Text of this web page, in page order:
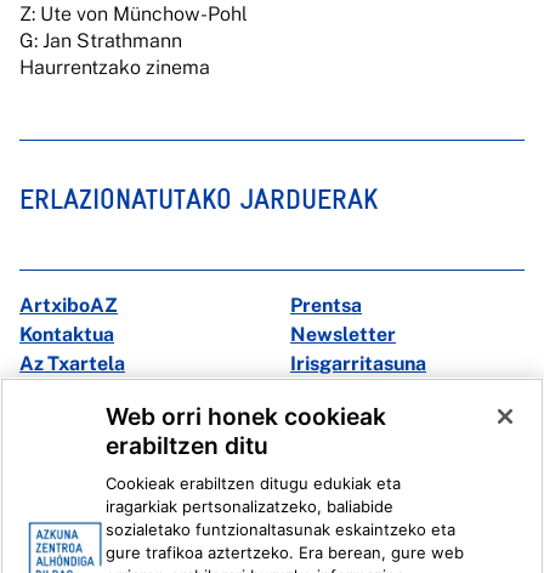
Z: Ute von Münchow-Pohl
G: Jan Strathmann
Haurrentzako zinema
ERLAZIONATUTAKO JARDUERAK
ArtxiboAZ
Prentsa
Kontaktua
Newsletter
Az Txartela
Irisgarritasuna
Instagram
Youtube
Linkedin
Ivoox
Web orri honek cookieak
erabiltzen ditu
Cookieak erabiltzen ditugu edukiak eta
iragarkiak pertsonalizatzeko, baliabide
sozialetako funtzionaltasunak eskaintzeko eta
gure trafikoa aztertzeko. Era berean, gure web